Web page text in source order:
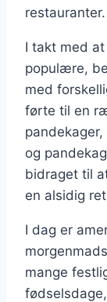
restauranter.
I takt med
populære,
med
førte til en
og
bidraget til
en alsidig
I dag er
mange